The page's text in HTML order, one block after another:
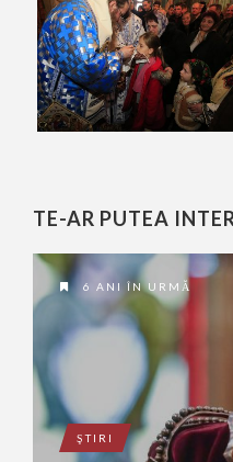
TE-AR PUTEA
6 ANI ÎN URMĂ
ŞTIRI